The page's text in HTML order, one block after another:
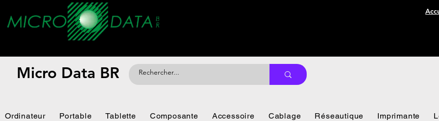
Micro Data BR
Ordinateur Portable Tablette Composante Accessoire Cablage Réseautique Imprimante